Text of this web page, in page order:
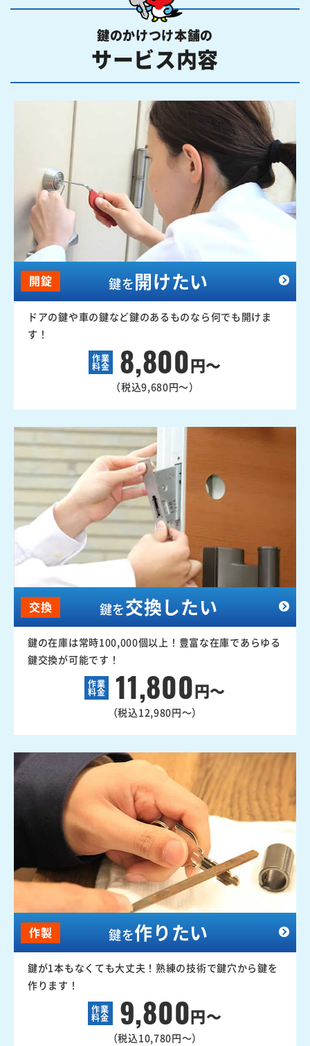
鍵のかけつけ本舗の
サービス内容
開錠 鍵を開けたい
ドアの鍵や車の鍵など鍵のあるものなら何でも開けま
す！
作業
料金 8,800円～
（税込9,680円～）
交換 鍵を交換したい
鍵の在庫は常時100,000個以上！豊富な在庫であらゆる
鍵交換が可能です！
作業
料金 11,800円～
（税込12,980円～）
作製 鍵を作りたい
鍵が1本もなくても大丈夫！熟練の技術で鍵穴から鍵を
作ります！
作業
料金 9,800円～
（税込10,780円～）